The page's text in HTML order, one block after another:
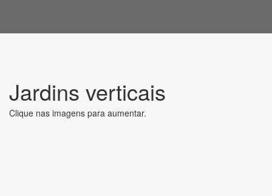
Jardins verticais
Clique nas imagens para aumentar.